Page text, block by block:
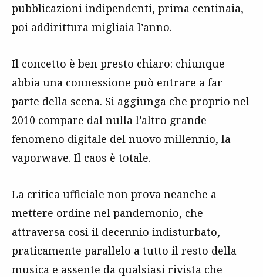
pubblicazioni indipendenti, prima centinaia,
poi addirittura migliaia l’anno.
Il concetto è ben presto chiaro: chiunque
abbia una connessione può entrare a far
parte della scena. Si aggiunga che proprio nel
2010 compare dal nulla l’altro grande
fenomeno digitale del nuovo millennio, la
vaporwave. Il caos è totale.
La critica ufficiale non prova neanche a
mettere ordine nel pandemonio, che
attraversa così il decennio indisturbato,
praticamente parallelo a tutto il resto della
musica e assente da qualsiasi rivista che